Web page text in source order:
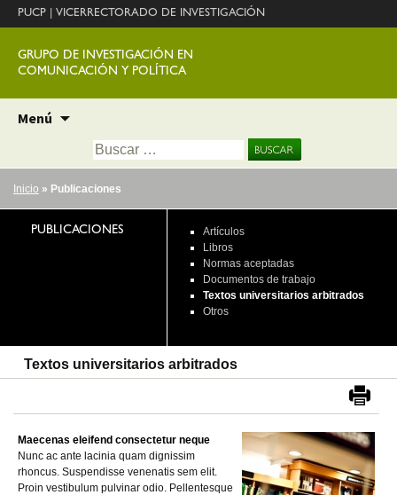
PUCP VICERRECTORADO DE INVESTIGACIÓN
GRUPO DE INVESTIGACIÓN EN
COMUNICACIÓN Y POLÍTICA
Menú
contenido
Buscar:
Inicio » Publicaciones
PUBLICACIONES
Artículos
Libros
Normas aceptadas
Documentos de trabajo
Textos universitarios arbitrados
Otros
Textos universitarios arbitrados
Maecenas eleifend consectetur neque
Nunc ac ante lacinia quam dignissim
rhoncus. Suspendisse venenatis sem elit.
Proin vestibulum pulvinar odio. Pellentesque